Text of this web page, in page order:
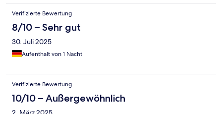
Verifizierte Bewertung
8/10 – Sehr gut
30. Juli 2025
Aufenthalt von 1 Nacht
Verifizierte Bewertung
10/10 – Außergewöhnlich